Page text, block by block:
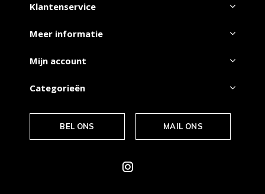
Klantenservice
Meer informatie
Mijn account
Categorieën
BEL ONS MAIL ONS